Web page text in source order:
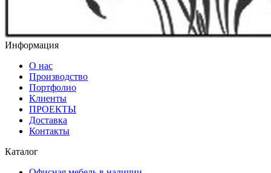
Информация
О нас
Производство
Портфолио
Клиенты
ПРОЕКТЫ
Доставка
Контакты
Каталог